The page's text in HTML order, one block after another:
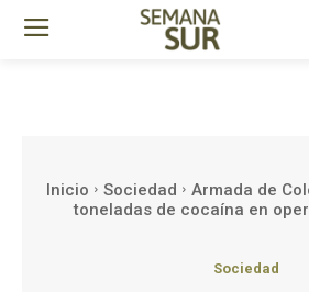
Inicio Sociedad
Armada de
toneladas de cocaína en
Sociedad